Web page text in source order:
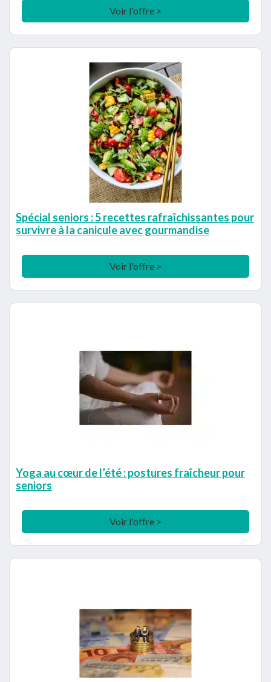
Voir l'offre >
Spécial seniors : 5 recettes rafraîchissantes pour
survivre à la canicule avec gourmandise
Voir l'offre >
Yoga au cœur de l’été : postures fraîcheur pour
seniors
Voir l'offre >